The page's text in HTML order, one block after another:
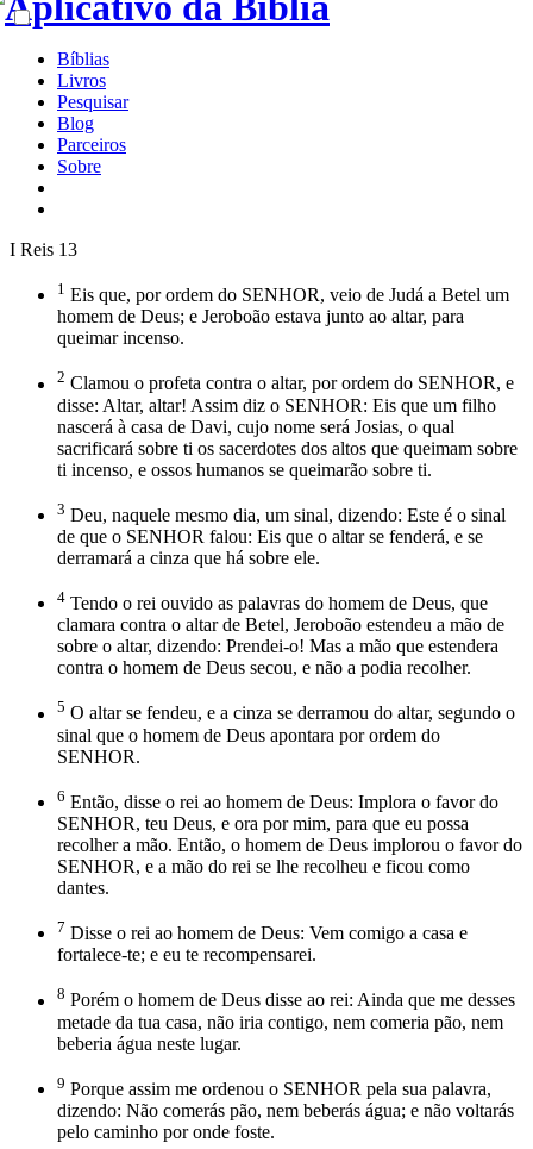
Bíblias
Livros
Pesquisar
Blog
Parceiros
Sobre
I Reis 13
1 Eis que, por ordem do SENHOR, veio de Judá a Betel um
homem de Deus; e Jeroboão estava junto ao altar, para
queimar incenso.
2 Clamou o profeta contra o altar, por ordem do SENHOR, e
disse: Altar, altar! Assim diz o SENHOR: Eis que um filho
nascerá à casa de Davi, cujo nome será Josias, o qual
sacrificará sobre ti os sacerdotes dos altos que queimam sobre
ti incenso, e ossos humanos se queimarão sobre ti.
3 Deu, naquele mesmo dia, um sinal, dizendo: Este é o sinal
de que o SENHOR falou: Eis que o altar se fenderá, e se
derramará a cinza que há sobre ele.
4 Tendo o rei ouvido as palavras do homem de Deus, que
clamara contra o altar de Betel, Jeroboão estendeu a mão de
sobre o altar, dizendo: Prendei-o! Mas a mão que estendera
contra o homem de Deus secou, e não a podia recolher.
5 O altar se fendeu, e a cinza se derramou do altar, segundo o
sinal que o homem de Deus apontara por ordem do
SENHOR.
6 Então, disse o rei ao homem de Deus: Implora o favor do
SENHOR, teu Deus, e ora por mim, para que eu possa
recolher a mão. Então, o homem de Deus implorou o favor do
SENHOR, e a mão do rei se lhe recolheu e ficou como
dantes.
7 Disse o rei ao homem de Deus: Vem comigo a casa e
fortalece-te; e eu te recompensarei.
8 Porém o homem de Deus disse ao rei: Ainda que me desses
metade da tua casa, não iria contigo, nem comeria pão, nem
beberia água neste lugar.
9 Porque assim me ordenou o SENHOR pela sua palavra,
dizendo: Não comerás pão, nem beberás água; e não voltarás
pelo caminho por onde foste.